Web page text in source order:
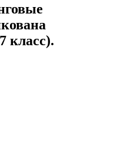
класс).